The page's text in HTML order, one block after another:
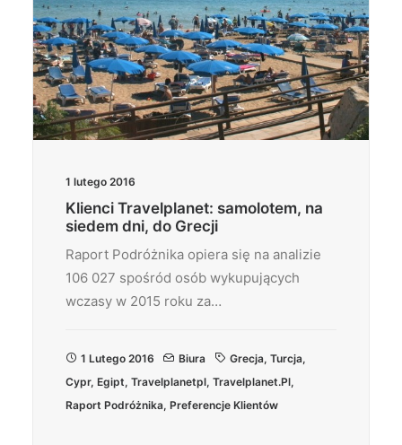
1 lutego 2016
Klienci Travelplanet: samolotem, na
siedem dni, do Grecji
Raport Podróżnika opiera się na analizie
106 027 spośród osób wykupujących
wczasy w 2015 roku za…
1 Lutego 2016 Biura Grecja, Turcja,
Cypr, Egipt, Travelplanetpl, Travelplanet.pl,
Raport Podróżnika, Preferencje Klientów